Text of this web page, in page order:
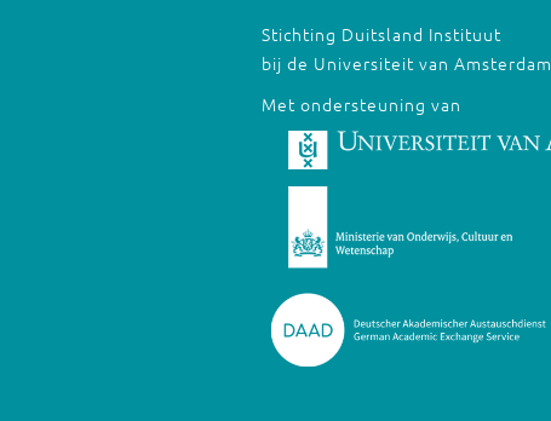
Stichting Duitsland Instituut
bij de Universiteit van Amsterdam
Met ondersteuning van